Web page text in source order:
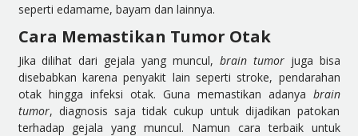
seperti edamame, bayam dan lainnya.
Cara Memastikan Tumor Otak
Jika dilihat dari gejala yang muncul, brain tumorjuga bisa
disebabkan karena penyakit lain seperti stroke, pendarahan
otak hingga infeksi otak. Guna memastikan adanya brain
tumor, diagnosis saja tidak cukup untuk dijadikan patokan
terhadap gejala yang muncul. Namun cara terbaik untuk